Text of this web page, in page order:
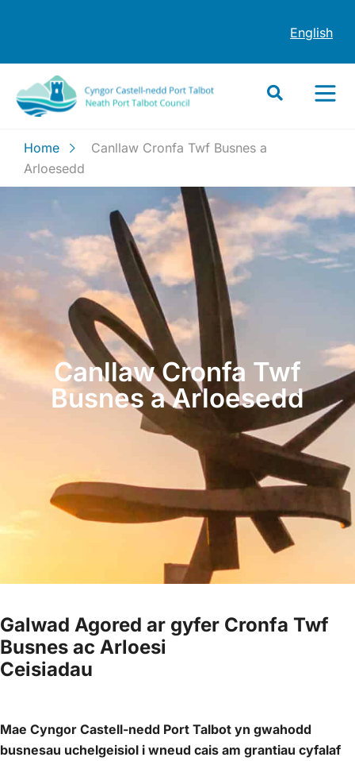
English
Home
Canllaw Cronfa Twf Busnes a
Arloesedd
Canllaw Cronfa Twf
Busnes a Arloesedd
Galwad Agored ar gyfer Cronfa Twf
Busnes ac Arloesi
Ceisiadau
Mae Cyngor Castell-nedd Port Talbot yn gwahodd
busnesau uchelgeisiol i wneud cais am grantiau cyfalaf